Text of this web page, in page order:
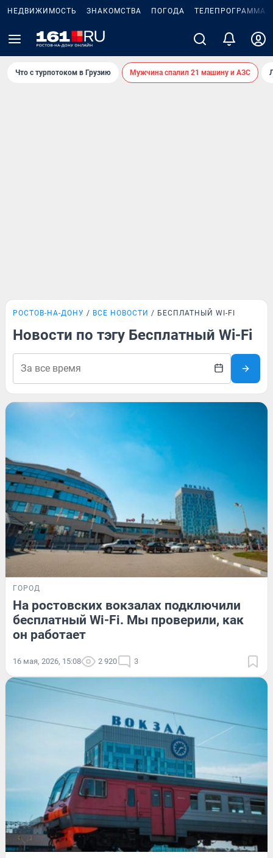
НЕДВИЖИМОСТЬ ЗНАКОМСТВА ПОГОДА ТЕЛЕПРОГРАММА
Что с турпотоком в Грузию Мужчина спалил 21 машину и АЗС
РОСТОВ-НА-ДОНУ ВСЕ НОВОСТИ БЕСПЛАТНЫЙ WI-FI
Новости по тэгу Бесплатный Wi-Fi
ГОРОД
На ростовских вокзалах подключили
бесплатный Wi-Fi. Мы проверили, как
он работает
16 мая, 2026, 15:08 2 920 3